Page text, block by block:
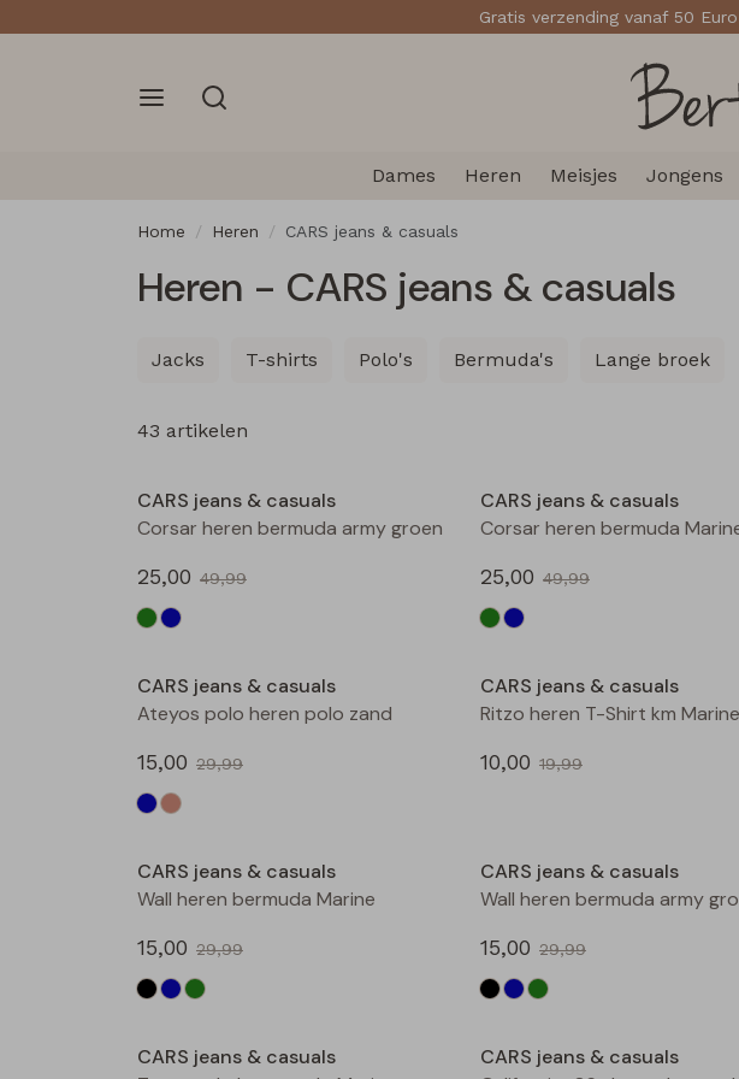
Gratis verzending vanaf 50
Dames Heren Meisjes Jongens
Home Heren CARS jeans & casuals
Heren - CARS jeans & casuals
T-shirts Polo's
Jacks Bermuda's Lange broek
43 artikelen
CARS jeans & casuals
Corsar heren bermuda army groen
25,00 49,99
CARS jeans & casuals
Corsar heren bermuda
25,00 49,99
CARS jeans & casuals
Ateyos polo heren polo zand
15,00 29,99
CARS jeans & casuals
Ritzo heren T-Shirt km Marine
10,00 19,99
CARS jeans & casuals
Wall heren bermuda Marine
15,00 29,99
CARS jeans & casuals
Wall heren bermuda army
15,00 29,99
CARS jeans & casuals
CARS jeans & casuals